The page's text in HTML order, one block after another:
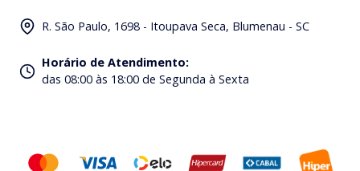
R. São Paulo, 1698 - Itoupava Seca, Blumenau - SC
Horário de Atendimento:
das 08:00 às 18:00 de Segunda à Sexta